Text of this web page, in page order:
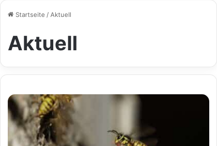
Startseite / Aktuell
Aktuell